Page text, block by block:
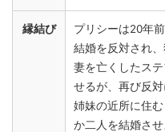
縁結び
プリシーは20年
結婚を反対され、
妻を亡くしたス
せるが、再び反対
姉妹の近所に住
か二人を結婚させ